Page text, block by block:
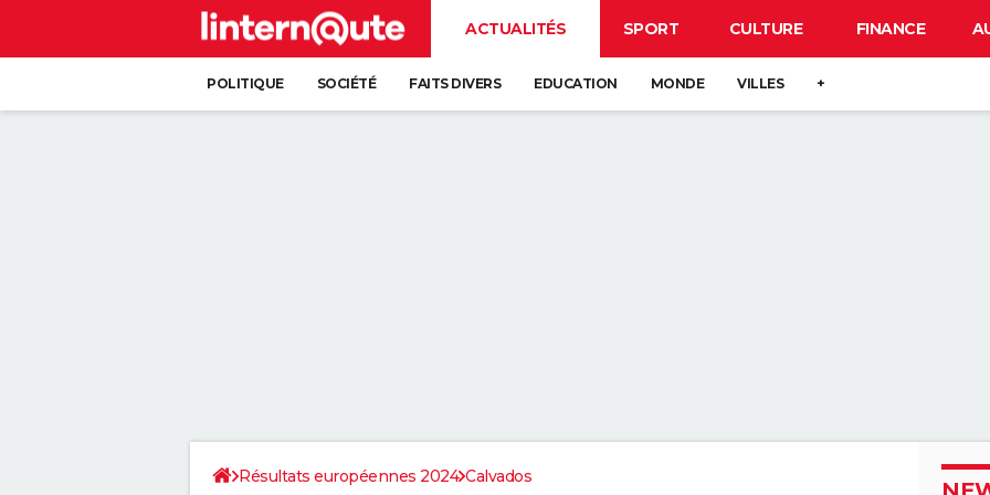
ACTUALITÉS SPORT CULTURE FINANCE
POLITIQUE SOCIÉTÉ FAITS DIVERS EDUCATION MONDE VILLES +
Résultats européennes 2024 Calvados